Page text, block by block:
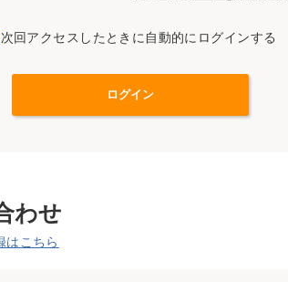
次回アクセスしたときに自動的にログインする
わせ
はこちら